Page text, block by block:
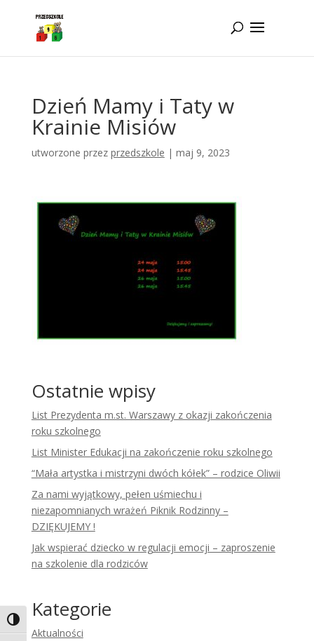
Toggle High Contrast
Dzień Mamy i Taty w
Krainie Misiów
utworzone przez przedszkole | maj 9, 2023
Ostatnie wpisy
List Prezydenta m.st. Warszawy z okazji zakończenia
roku szkolnego
List Minister Edukacji na zakończenie roku szkolnego
“Mała artystka i mistrzyni dwóch kółek” – rodzice Oliwii
Za nami wyjątkowy, pełen uśmiechu i
niezapomnianych wrażeń Piknik Rodzinny –
DZIĘKUJEMY !
Jak wspierać dziecko w regulacji emocji – zaproszenie
na szkolenie dla rodziców
Kategorie
Aktualności